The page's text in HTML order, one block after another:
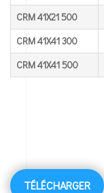
CRM 41X21 500
CRM 41X41 300
CRM 41X41 500
TÉLÉCHARGER